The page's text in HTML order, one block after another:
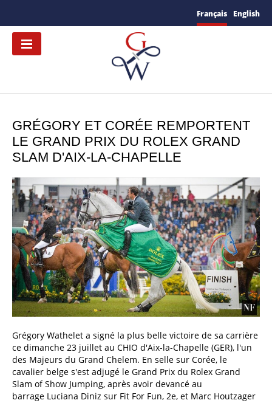
Français English
GRÉGORY ET CORÉE REMPORTENT
LE GRAND PRIX DU ROLEX GRAND
SLAM D'AIX-LA-CHAPELLE
Grégory Wathelet a signé la plus belle victoire de sa carrière
ce dimanche 23 juillet au CHIO d'Aix-la-Chapelle (GER), l'un
des Majeurs du Grand Chelem. En selle sur Corée, le
cavalier belge s'est adjugé le Grand Prix du Rolex Grand
Slam of Show Jumping, après avoir devancé au
barrage Luciana Diniz sur Fit For Fun, 2e, et Marc Houtzager